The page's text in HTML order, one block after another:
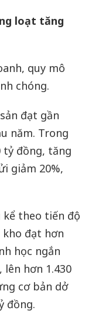
loạt tăng
quy mô
chóng.
đạt gần
năm. Trong
tỷ đồng, tăng
giảm 20%,
kể theo tiến độ
kho đạt hơn
học ngắn
hơn 1.430
cơ bản dở
đồng.